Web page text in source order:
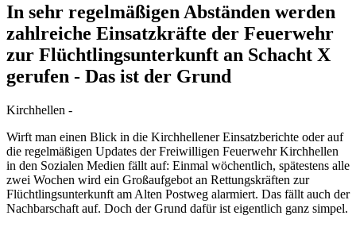
In sehr regelmäßigen Abständen werden
zahlreiche Einsatzkräfte der Feuerwehr
zur Flüchtlingsunterkunft an Schacht X
gerufen - Das ist der Grund
Kirchhellen -
Wirft man einen Blick in die Kirchhellener Einsatzberichte oder auf
die regelmäßigen Updates der Freiwilligen Feuerwehr Kirchhellen
in den Sozialen Medien fällt auf: Einmal wöchentlich, spätestens alle
zwei Wochen wird ein Großaufgebot an Rettungskräften zur
Flüchtlingsunterkunft am Alten Postweg alarmiert. Das fällt auch der
Nachbarschaft auf. Doch der Grund dafür ist eigentlich ganz simpel.